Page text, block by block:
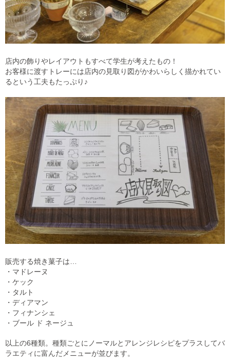
店内の飾りやレイアウトもすべて学生が考えたもの！
お客様に渡すトレーには店内の見取り図がかわいらしく描かれてい
るという工夫もたっぷり♪
販売する焼き菓子は…
・マドレーヌ
・ケック
・タルト
・ディアマン
・フィナンシェ
・ブール ド ネージュ
以上の6種類。種類ごとにノーマルとアレンジレシピをプラスしてバ
ラエティに富んだメニューが並びます。